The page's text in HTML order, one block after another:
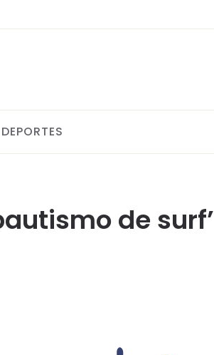
DEPORTES
de surf’